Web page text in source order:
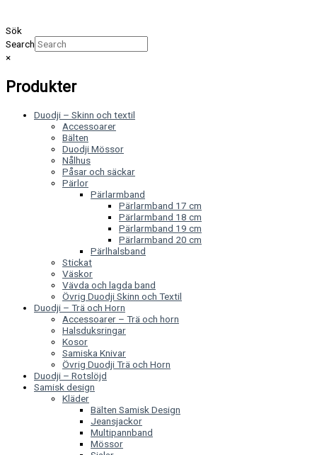
Sök
Search
×
Produkter
Duodji – Skinn och textil
Accessoarer
Bälten
Duodji Mössor
Nålhus
Påsar och säckar
Pärlor
Pärlarmband
Pärlarmband 17 cm
Pärlarmband 18 cm
Pärlarmband 19 cm
Pärlarmband 20 cm
Pärlhalsband
Stickat
Väskor
Vävda och lagda band
Övrig Duodji Skinn och Textil
Duodji – Trä och Horn
Accessoarer – Trä och horn
Halsduksringar
Kosor
Samiska Knivar
Övrig Duodji Trä och Horn
Duodji – Rotslöjd
Samisk design
Kläder
Bälten Samisk Design
Jeansjackor
Multipannband
Mössor